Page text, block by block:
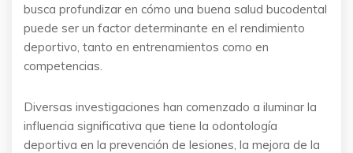
busca profundizar en cómo una buena salud bucodental
puede ser un factor determinante en el rendimiento
deportivo, tanto en entrenamientos como en
competencias.
Diversas investigaciones han comenzado a iluminar la
influencia significativa que tiene la odontología
deportiva en la prevención de lesiones, la mejora de la